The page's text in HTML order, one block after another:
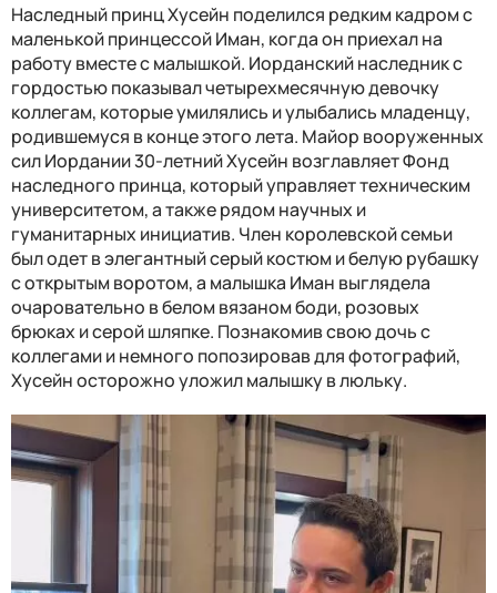
Наследный принц Хусейн поделился редким кадром с
маленькой принцессой Иман, когда он приехал на
работу вместе с малышкой. Иорданский наследник с
гордостью показывал четырехмесячную девочку
коллегам, которые умилялись и улыбались младенцу,
родившемуся в конце этого лета. Майор вооруженных
сил Иордании 30-летний Хусейн возглавляет Фонд
наследного принца, который управляет техническим
университетом, а также рядом научных и
гуманитарных инициатив. Член королевской семьи
был одет в элегантный серый костюм и белую рубашку
с открытым воротом, а малышка Иман выглядела
очаровательно в белом вязаном боди, розовых
брюках и серой шляпке. Познакомив свою дочь с
коллегами и немного попозировав для фотографий,
Хусейн осторожно уложил малышку в люльку.